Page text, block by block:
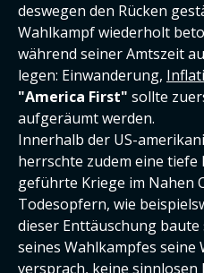
deswegen den Rücken
Wahlkampf wiederholt
während seiner Amtszeit
legen: Einwanderung,
"America First" sollte
aufgeräumt werden.
Innerhalb der US-
herrschte zudem eine
geführte Kriege im Nahen
Todesopfern, wie
dieser Enttäuschung
seines Wahlkampfes
versprach, keine